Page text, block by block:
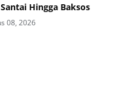
Hingga Baksos
08, 2026